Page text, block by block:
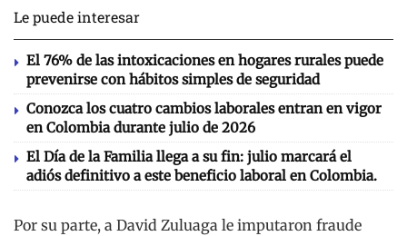
Le puede interesar
El 76% de las intoxicaciones en hogares rurales puede
prevenirse con hábitos simples de seguridad
Conozca los cuatro cambios laborales entran en vigor
en Colombia durante julio de 2026
El Día de la Familia llega a su fin: julio marcará el
adiós definitivo a este beneficio laboral en Colombia.
Por su parte, a David Zuluaga le imputaron fraude